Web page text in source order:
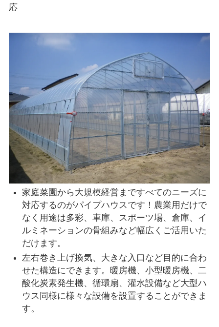
応
家庭菜園から大規模経営まですべてのニーズに
対応するのがパイプハウスです！農業用だけで
なく用途は多彩、車庫、スポーツ場、倉庫、イ
ルミネーションの骨組みなど幅広くご活用いた
だけます。
左右巻き上げ換気、大きな入口など目的に合わ
せた構造にできます。暖房機、小型暖房機、二
酸化炭素発生機、循環扇、灌水設備など大型ハ
ウス同様に様々な設備を設置することができま
す。